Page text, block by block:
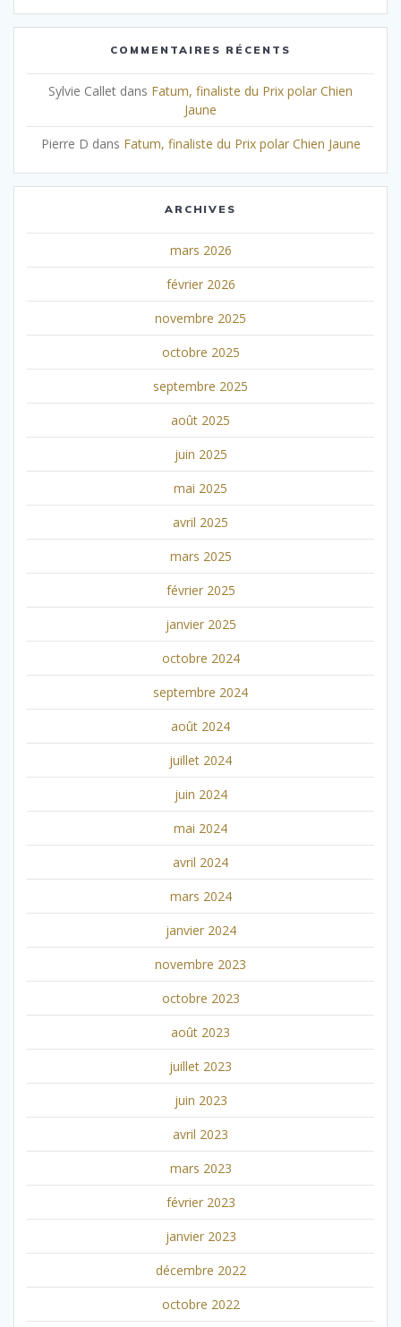
COMMENTAIRES RÉCENTS
Sylvie Callet dans Fatum, finaliste du Prix polar Chien
Jaune
Pierre D dans Fatum, finaliste du Prix polar Chien Jaune
ARCHIVES
mars 2026
février 2026
novembre 2025
octobre 2025
septembre 2025
août 2025
juin 2025
mai 2025
avril 2025
mars 2025
février 2025
janvier 2025
octobre 2024
septembre 2024
août 2024
juillet 2024
juin 2024
mai 2024
avril 2024
mars 2024
janvier 2024
novembre 2023
octobre 2023
août 2023
juillet 2023
juin 2023
avril 2023
mars 2023
février 2023
janvier 2023
décembre 2022
octobre 2022